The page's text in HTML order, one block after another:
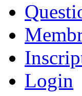
Login